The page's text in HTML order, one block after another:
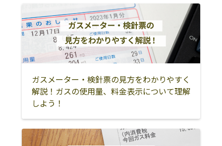
ガスメーター・検針票の見方をわかりやすく
解説！ガスの使用量、料金表示について理解
しよう！